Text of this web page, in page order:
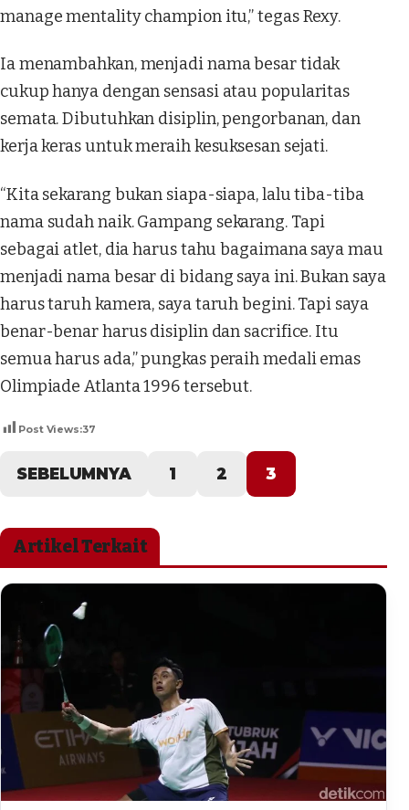
manage mentality champion itu,” tegas Rexy.
Ia menambahkan, menjadi nama besar tidak
cukup hanya dengan sensasi atau popularitas
semata. Dibutuhkan disiplin, pengorbanan, dan
kerja keras untuk meraih kesuksesan sejati.
“Kita sekarang bukan siapa-siapa, lalu tiba-tiba
nama sudah naik. Gampang sekarang. Tapi
sebagai atlet, dia harus tahu bagaimana saya mau
menjadi nama besar di bidang saya ini. Bukan saya
harus taruh kamera, saya taruh begini. Tapi saya
benar-benar harus disiplin dan sacrifice. Itu
semua harus ada,” pungkas peraih medali emas
Olimpiade Atlanta 1996 tersebut.
Post Views:37
SEBELUMNYA 1 2 3
Artikel Terkait